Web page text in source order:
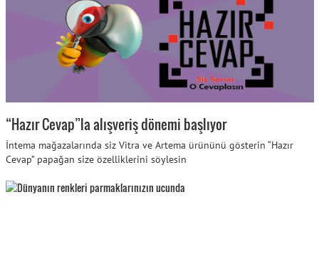
“Hazır Cevap”la alışveriş dönemi başlıyor
İntema mağazalarında siz Vitra ve Artema ürününü gösterin “Hazır
Cevap” papağan size özelliklerini söylesin